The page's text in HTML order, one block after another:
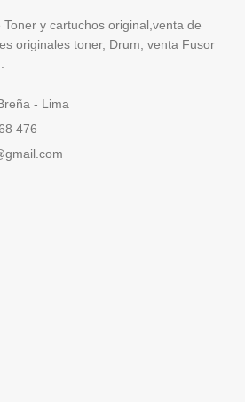
y cartuchos original,venta de
originales toner, Drum, venta Fusor
- Lima
476